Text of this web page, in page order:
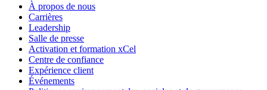
À propos de nous
Carrières
Leadership
Salle de presse
Activation et formation xCel
Centre de confiance
Expérience client
Événements